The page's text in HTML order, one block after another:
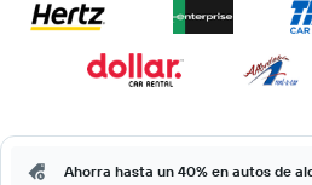
Ahorra hasta un 40% en autos de